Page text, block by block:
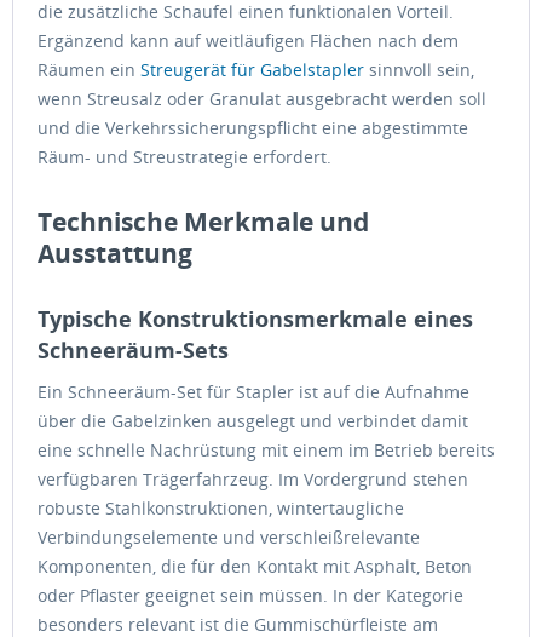
die zusätzliche Schaufel einen funktionalen Vorteil.
Ergänzend kann auf weitläufigen Flächen nach dem
Räumen ein Streugerät für Gabelstapler sinnvoll sein,
wenn Streusalz oder Granulat ausgebracht werden soll
und die Verkehrssicherungspflicht eine abgestimmte
Räum- und Streustrategie erfordert.
Technische Merkmale und
Ausstattung
Typische Konstruktionsmerkmale eines
Schneeräum-Sets
Ein Schneeräum-Set für Stapler ist auf die Aufnahme
über die Gabelzinken ausgelegt und verbindet damit
eine schnelle Nachrüstung mit einem im Betrieb bereits
verfügbaren Trägerfahrzeug. Im Vordergrund stehen
robuste Stahlkonstruktionen, wintertaugliche
Verbindungselemente und verschleißrelevante
Komponenten, die für den Kontakt mit Asphalt, Beton
oder Pflaster geeignet sein müssen. In der Kategorie
besonders relevant ist die Gummischürfleiste am